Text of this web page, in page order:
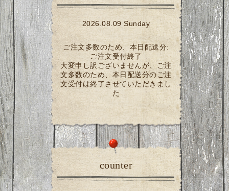
2026.08.09 Sunday
ご注文多数のため、本日配送分:
ご注文受付終了
大変申し訳ございませんが、ご注
文多数のため、本日配送分のご注
文受付は終了させていただきまし
た
counter